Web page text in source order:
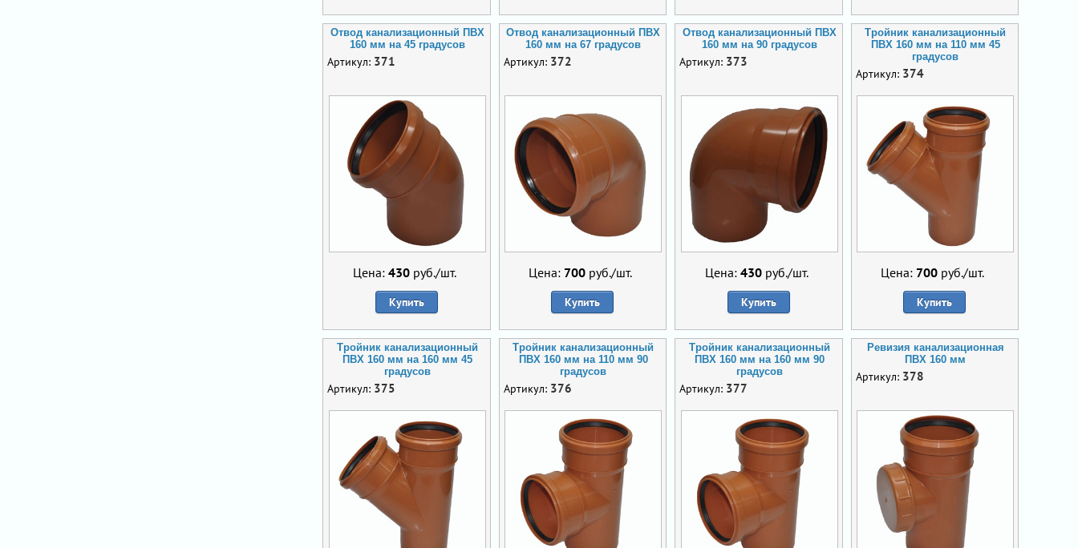
Отвод канализационный ПВХ
160 мм на 45 градусов
Артикул: 371
Цена: 430руб./шт.
Купить
Отвод канализационный ПВХ
160 мм на 67 градусов
Артикул: 372
Цена: 700 руб./шт.
Купить
Отвод канализационный ПВХ
160 мм на 90 градусов
Артикул: 373
Цена: 430руб./шт.
Купить
Тройник канализационный
ПВХ 160 мм на 110 мм 45
градусов
Артикул: 374
Цена: 700 руб./шт.
Купить
Тройник канализационный
ПВХ 160 мм на 160 мм 45
градусов
Артикул: 375
Тройник канализационный
ПВХ 160 мм на 110 мм 90
градусов
Артикул: 376
Тройник канализационный
ПВХ 160 мм на 160 мм 90
градусов
Артикул: 377
Ревизия канализационная
ПВХ 160 мм
Артикул: 378